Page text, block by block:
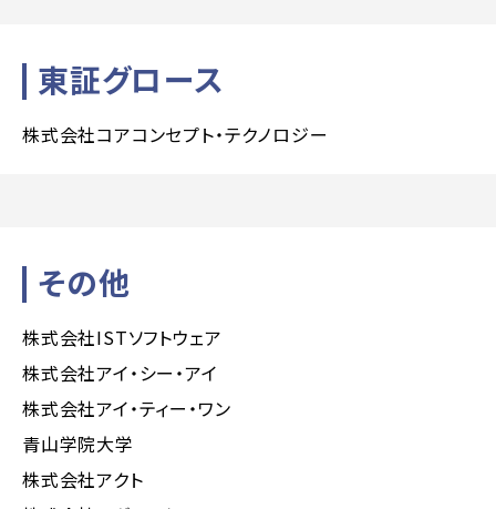
東証グロース
株式会社コアコンセプト・テクノロジー
その他
株式会社ISTソフトウェア
株式会社アイ・シー・アイ
株式会社アイ・ティー・ワン
青山学院大学
株式会社アクト